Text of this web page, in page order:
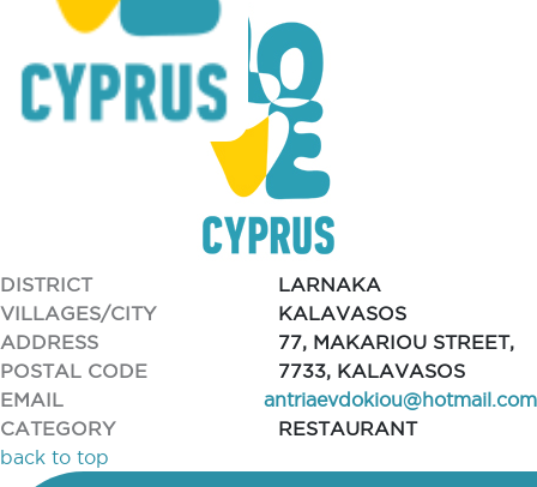
DISTRICT
LARNAKA
VILLAGES/CITY
KALAVASOS
ADDRESS
77, MAKARIOU STREET,
POSTAL CODE
7733, KALAVASOS
EMAIL
antriaevdokiou@hotmail.com
CATEGORY
RESTAURANT
back to top